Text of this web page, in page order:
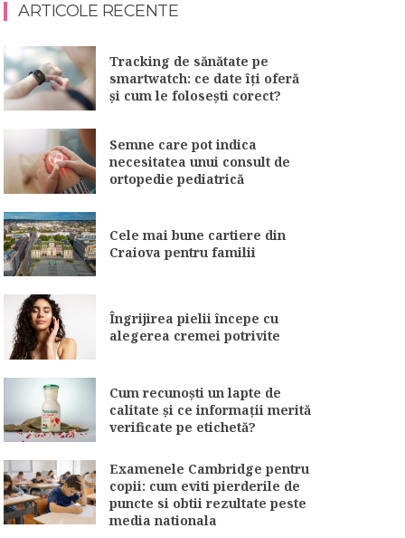
ARTICOLE RECENTE
Tracking de sănătate pe
smartwatch: ce date îți oferă
și cum le folosești corect?
Semne care pot indica
necesitatea unui consult de
ortopedie pediatrică
Cele mai bune cartiere din
Craiova pentru familii
Îngrijirea pielii începe cu
alegerea cremei potrivite
Cum recunoști un lapte de
calitate și ce informații merită
verificate pe etichetă?
Examenele Cambridge pentru
copii: cum eviti pierderile de
puncte si obtii rezultate peste
media nationala